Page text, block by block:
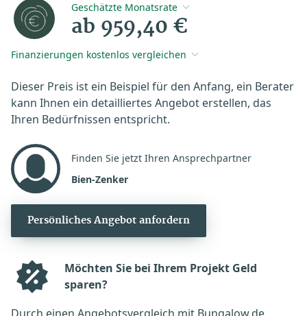
Geschätzte Monatsrate
ab 959,40 €
Finanzierungen kostenlos vergleichen
Dieser Preis ist ein Beispiel für den Anfang, ein Berater
kann Ihnen ein detailliertes Angebot erstellen, das
Ihren Bedürfnissen entspricht.
Finden Sie jetzt Ihren Ansprechpartner
Bien-Zenker
Persönliches Angebot anfordern
Möchten Sie bei Ihrem Projekt Geld
sparen?